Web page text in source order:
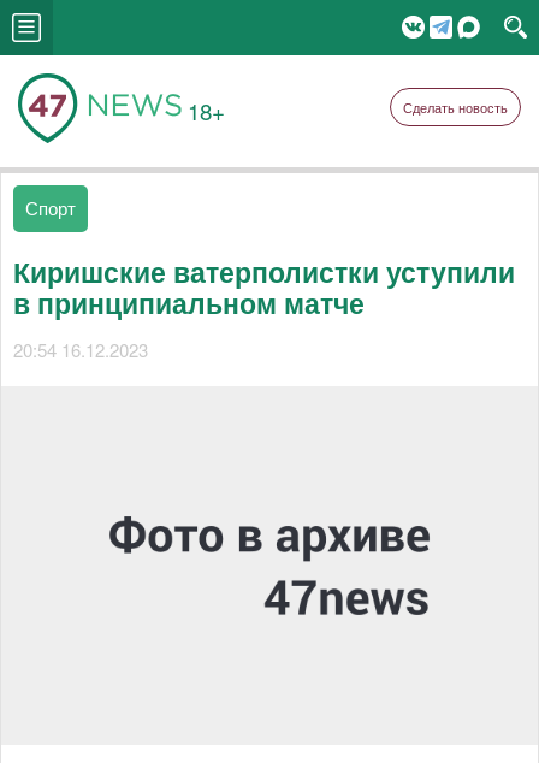
18+ Сделать новость
Спорт
Киришские ватерполистки уступили
в принципиальном матче
20:54 16.12.2023